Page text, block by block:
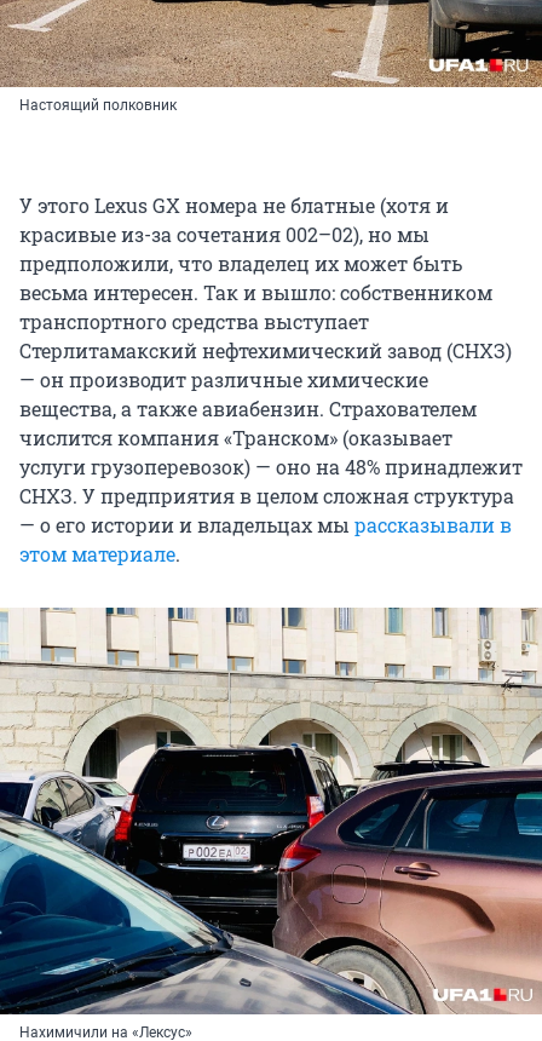
Настоящий полковник
У этого Lexus GX номера не блатные (хотя и
красивые из-за сочетания 002–02), но мы
предположили, что владелец их может быть
весьма интересен. Так и вышло: собственником
транспортного средства выступает
Стерлитамакский нефтехимический завод (СНХЗ)
— он производит различные химические
вещества, а также авиабензин. Страхователем
числится компания «Транском» (оказывает
услуги грузоперевозок) — оно на 48% принадлежит
СНХЗ. У предприятия в целом сложная структура
— о его истории и владельцах мы рассказывали в
этом материале.
Нахимичили на «Лексус»